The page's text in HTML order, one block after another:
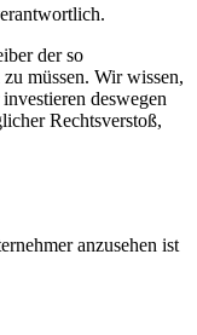
der so
müssen. Wir wissen,
deswegen
Rechtsverstoß,
anzusehen ist